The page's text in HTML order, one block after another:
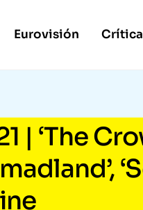
Eurovisión Crítica
| ‘The